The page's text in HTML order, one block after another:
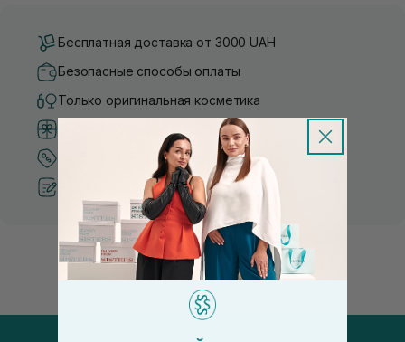
Бесплатная доставка от 3000 UAH
Безопасные способы оплаты
Только оригинальная косметика
Система бонусов и лояльности
Лучшие цены и топ товары
Рекомендации от косметологов